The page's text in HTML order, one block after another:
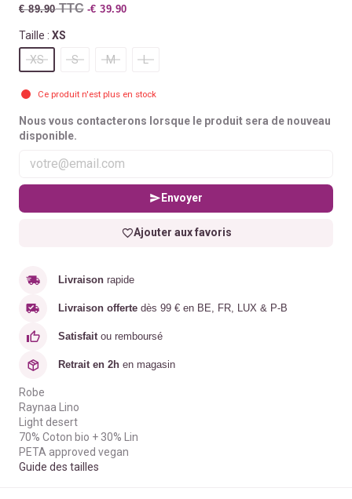
€ 89.90TTC -€ 39.90
Taille : XS
XS
S M L
Ce produit n'est plus en stock
Nous vous contacterons lorsque le produit sera de nouveau
disponible.
Envoyer
Ajouter aux favoris
Livraison rapide
Livraison offerte dès 99 € en BE, FR, LUX & P-B
Satisfait ou remboursé
Retrait en 2h en magasin
Robe
Raynaa Lino
Light desert
70% Coton bio + 30% Lin
PETA approved vegan
Guide des tailles